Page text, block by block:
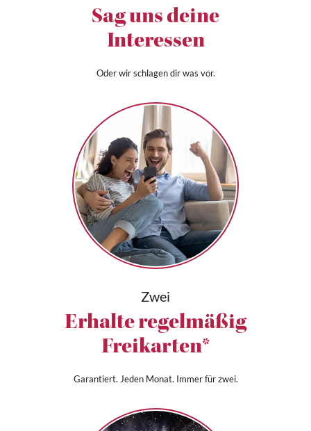
Sag uns deine
Interessen
Oder wir schlagen dir was vor.
Zwei
Erhalte regelmäßig
Freikarten*
Garantiert. Jeden Monat. Immer für zwei.